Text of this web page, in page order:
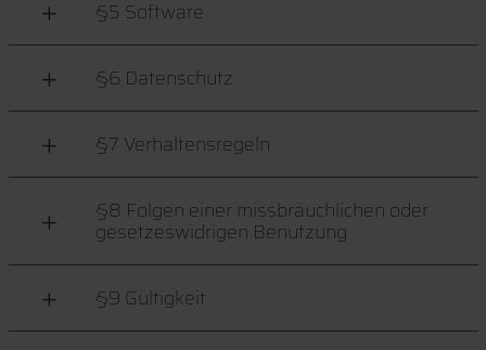
§5 Software
§6 Datenschutz
§7 Verhaltensregeln
§8 Folgen einer missbräuchlichen oder
gesetzeswidrigen Benutzung
§9 Gültigkeit